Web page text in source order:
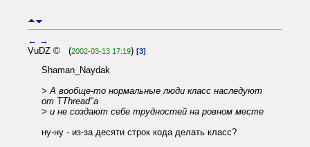
← →
VuDZ © (2002-03-13 17:19) [3]
Shaman_Naydak
> А вообще-то нормальные люди класс наследуют
от TThread"a
> и не создают себе трудностей на ровном месте
ну-ну - из-за десяти строк кода делать класс?